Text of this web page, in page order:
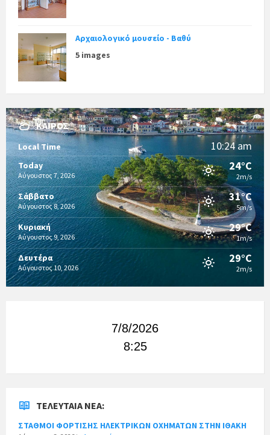
Αρχαιολογικό μουσείο - Βαθύ
5 images
ΚΑΙΡΌΣ
Local Time 10:24 am
Today
Αύγουστος 7, 2026
24°C
2m/s
Σάββατο
Αύγουστος 8, 2026
31°C
5m/s
Κυριακή
Αύγουστος 9, 2026
29°C
1m/s
Δευτέρα
Αύγουστος 10, 2026
29°C
2m/s
7/8/2026
8:25
ΤΕΛΕΥΤΑΊΑ ΝΈΑ:
ΣΤΑΘΜΟΙ ΦΟΡΤΙΣΗΣ ΗΛΕΚΤΡΙΚΩΝ ΟΧΗΜΑΤΩΝ ΣΤΗΝ ΙΘΑΚΗ